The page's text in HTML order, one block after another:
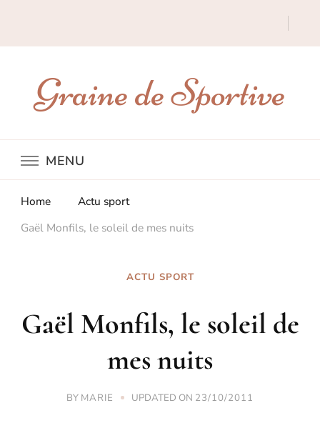
Graine de Sportive
MENU
Home
Actu sport
Gaël Monfils, le soleil de mes nuits
ACTU SPORT
Gaël Monfils, le soleil de
mes nuits
BY MARIE UPDATED ON 23/10/2011